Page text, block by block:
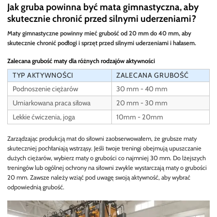
Jak gruba powinna być mata gimnastyczna, aby
skutecznie chronić przed silnymi uderzeniami?
Maty gimnastyczne powinny mieć grubość od 20 mm do 40 mm, aby
skutecznie chronić podłogi i sprzęt przed silnymi uderzeniami i hałasem.
Zalecana grubość maty dla różnych rodzajów aktywności
TYP AKTYWNOŚCI
ZALECANA GRUBOŚĆ
Podnoszenie ciężarów
30 mm - 40 mm
Umiarkowana praca siłowa
20 mm - 30 mm
Lekkie ćwiczenia, joga
10mm - 20mm
Zarządzając produkcją mat do siłowni zaobserwowałem, że grubsze maty
skuteczniej pochłaniają wstrząsy. Jeśli twoje treningi obejmują upuszczanie
dużych ciężarów, wybierz maty o grubości co najmniej 30 mm. Do lżejszych
treningów lub ogólnej ochrony na siłowni zwykle wystarczają maty o grubości
20 mm. Zawsze należy wziąć pod uwagę swoją aktywność, aby wybrać
odpowiednią grubość.